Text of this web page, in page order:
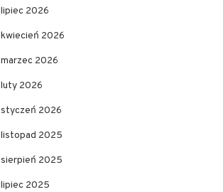
lipiec 2026
kwiecień 2026
marzec 2026
luty 2026
styczeń 2026
listopad 2025
sierpień 2025
lipiec 2025